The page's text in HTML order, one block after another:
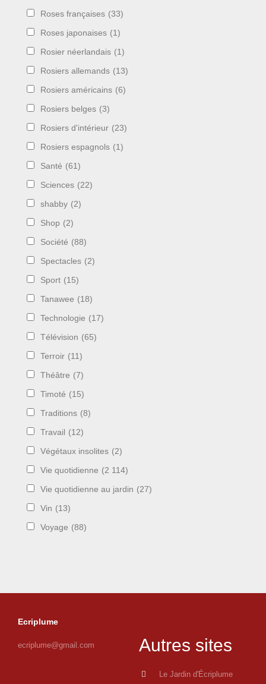
Roses françaises (33)
Roses japonaises (1)
Rosier néerlandais (1)
Rosiers allemands (13)
Rosiers américains (6)
Rosiers belges (3)
Rosiers d'intérieur (23)
Rosiers espagnols (1)
Santé (61)
Sciences (22)
shabby (2)
Shop (2)
Société (88)
Spectacles (2)
Sport (15)
Tanawee (18)
Technologie (17)
Télévision (65)
Terroir (11)
Théâtre (7)
Timoté (15)
Traditions (8)
Travail (12)
Végétaux insolites (2)
Vie quotidienne (2 114)
Vie quotidienne au jardin (27)
Vin (13)
Voyage (88)
Ecriplume
ecriplume@gmail.com Autres sites
Le Jardin d'Écriplume